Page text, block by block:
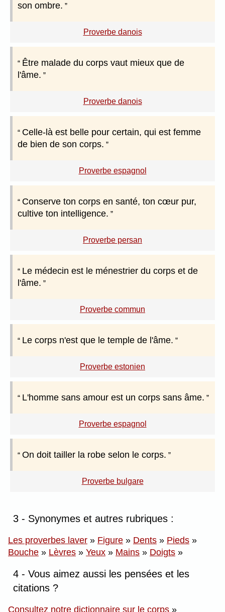
son ombre.
Proverbe danois
Être malade du corps vaut mieux que de
l'âme.
Proverbe danois
Celle-là est belle pour certain, qui est femme
de bien de son corps.
Proverbe espagnol
Conserve ton corps en santé, ton cœur pur,
cultive ton intelligence.
Proverbe persan
Le médecin est le ménestrier du corps et de
l'âme.
Proverbe commun
Le corps n'est que le temple de l'âme.
Proverbe estonien
L'homme sans amour est un corps sans âme.
Proverbe espagnol
On doit tailler la robe selon le corps.
Proverbe bulgare
3 - Synonymes et autres rubriques :
Les proverbes laver » Figure » Dents » Pieds »
Bouche » Lèvres » Yeux » Mains » Doigts »
4 - Vous aimez aussi les pensées et les
citations ?
Consultez notre dictionnaire sur le corps »